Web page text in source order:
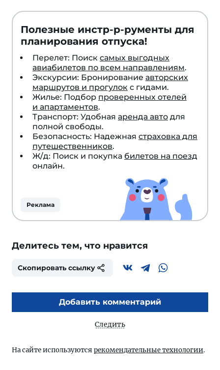
вопросов
на
тему
туризма
Полезные инстр-р-рументы для
планирования отпуска!
Перелет: Поиск самых выгодных
авиабилетов по всем направлениям.
Экскурсии: Бронирование авторских
маршрутов и прогулок с гидами.
Жилье: Подбор проверенных отелей
и апартаментов.
Транспорт: Удобная аренда авто для
полной свободы.
Безопасность: Надежная страховка для
путешественников.
Ж/д: Поиск и покупка билетов на поезд
онлайн.
Реклама
Делитесь тем, что нравится
Скопировать ссылку
Добавить комментарий
Следить
На сайте используются рекомендательные технологии.